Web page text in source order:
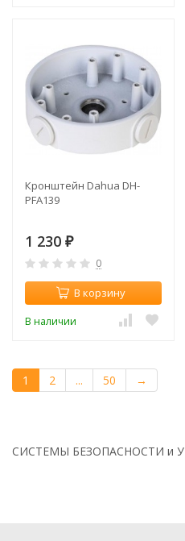
Кронштейн Dahua DH-
PFA139
1 230 ₽
0
В корзину
В наличии
1 2 ... 50 →
СИСТЕМЫ БЕЗОПАСНОСТИ и